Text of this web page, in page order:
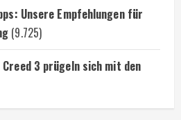
Unsere Empfehlungen für
(9.725)
3 prügeln sich mit den